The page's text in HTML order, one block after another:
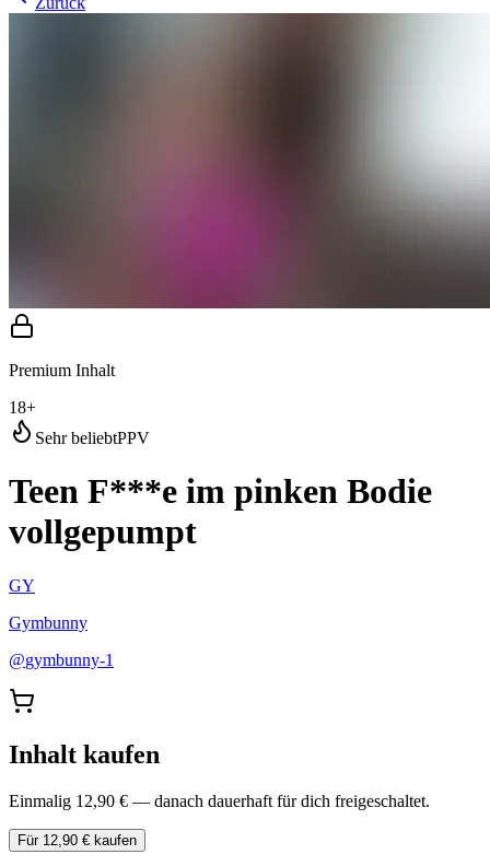
Premium Inhalt
18+
Sehr beliebtPPV
Teen F***e im pinken Bodie
vollgepumpt
GY
Gymbunny
@gymbunny-1
Inhalt kaufen
Einmalig 12,90 € — danach dauerhaft für dich freigeschaltet.
Für 12,90 € kaufen